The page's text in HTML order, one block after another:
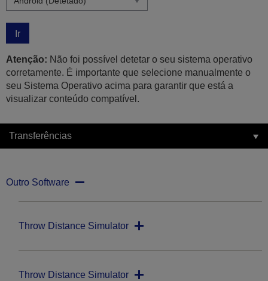
Ir
Atenção: Não foi possível detetar o seu sistema operativo
corretamente. É importante que selecione manualmente o
seu Sistema Operativo acima para garantir que está a
visualizar conteúdo compatível.
Transferências
Outro Software
Throw Distance Simulator
Throw Distance Simulator